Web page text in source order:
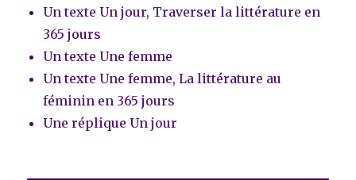
Un texte Un jour, Traverser la littérature en
365 jours
Un texte Une femme
Un texte Une femme, La littérature au
féminin en 365 jours
Une réplique Un jour